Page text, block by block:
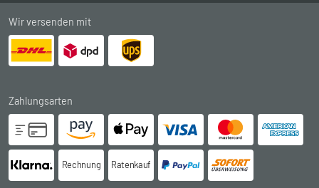
Wir versenden mit
Zahlungsarten
Rechnung Ratenkauf